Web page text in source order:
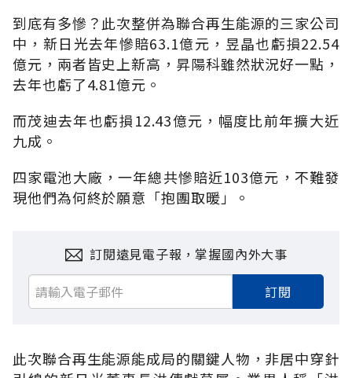
到底有多慘？此次整併為聯合再生能源的三家公司
中，新日光去年慘賠63.1億元，昱晶也虧損22.54
億元，兩者皆史上新高，昇陽科雖然狀況好一點，
去年也虧了4.81億元。
而茂迪去年也虧損12.43億元，幅度比前年擴大近
九成。
四家電池大廠，一年總共慘賠近103億元，不難發
現他們為何終於願意「抱團取暖」。
訂閱遠見電子報，掌握國內外大事
訂閱
此次聯合再生能源能成局的關鍵人物，非居中穿針